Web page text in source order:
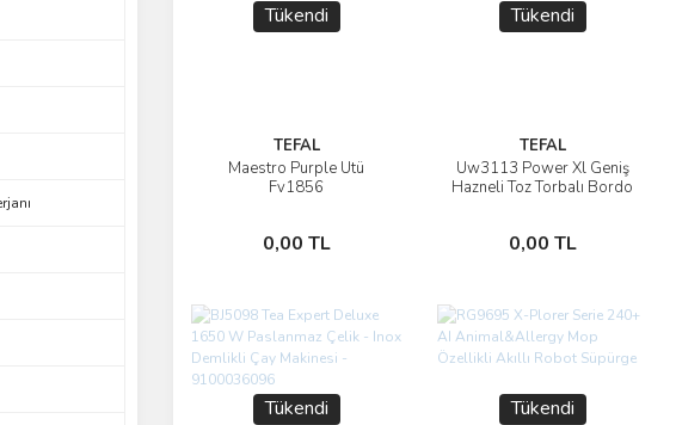
Tükendi
TEFAL
Maestro Purple Ütü
Fv1856
0,00 TL
İncele
Stokta Yok
Tükendi
TEFAL
Uw3113 Power Xl Geniş
Hazneli Toz Torbalı Bordo
0,00 TL
İncele
Stokta Yok
Tükendi Tükendi